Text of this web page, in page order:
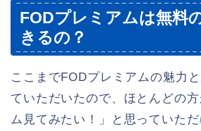
FODプレミアムは無料
きるの？
ここまでFODプレミアムの魅力
ていただいたので、ほとんどの
ム見てみたい！」と思っていた